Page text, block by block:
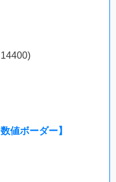
値ボーダー】